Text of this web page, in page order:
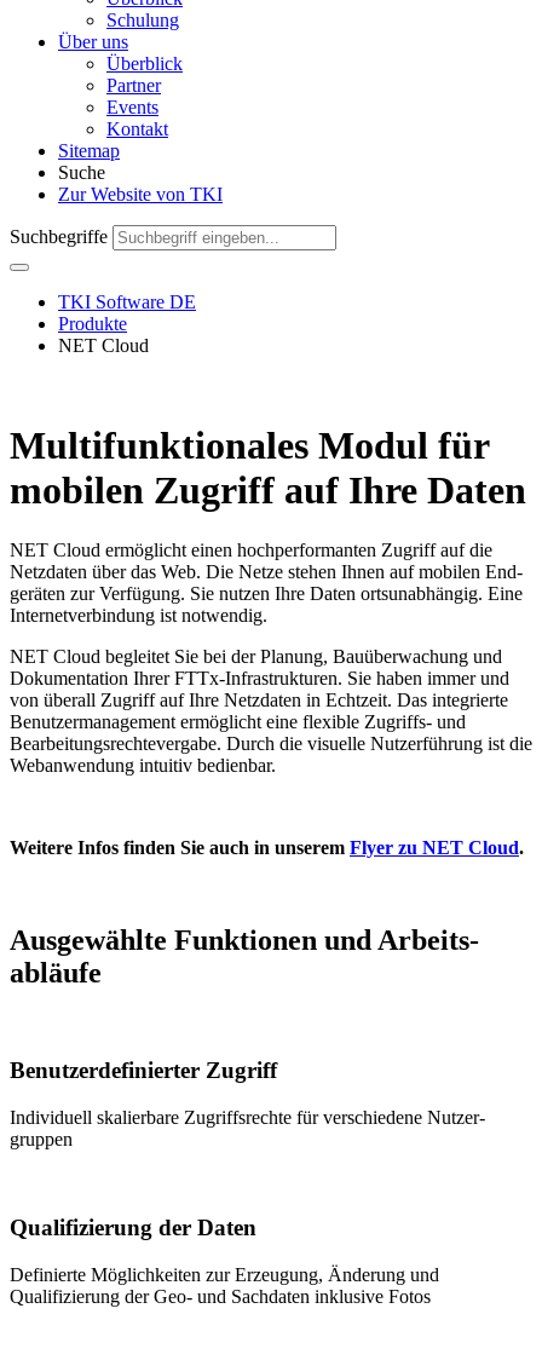
Schulung
Über uns
Überblick
Partner
Events
Kontakt
Sitemap
Suche
Zur Website von TKI
Suchbegriffe
TKI Software DE
Produkte
NET Cloud
Multi­funktionales Modul für
mobilen Zugriff auf Ihre Daten
NET Cloud ermöglicht einen hoch­performanten Zugriff auf die
Netz­daten über das Web. Die Netze stehen Ihnen auf mobilen End­
geräten zur Verfügung. Sie nutzen Ihre Daten ortsun­abhängig. Eine
Internetverbindung ist notwendig.
NET Cloud begleitet Sie bei der Planung, Bau­über­wachung und
Dokumentation Ihrer FTTx-Infrastrukturen. Sie haben immer und
von überall Zugriff auf Ihre Netz­daten in Echt­zeit. Das integrierte
Benutzer­management ermöglicht eine flexible Zugriffs- und
Bearbeitungs­rechte­vergabe. Durch die visuelle Nutzer­führung ist die
Web­anwendung intuitiv bedienbar.
Weitere Infos finden Sie auch in unserem Flyer zu NET Cloud.
Ausgewählte Funktionen und Arbeits­
abläufe
Benutzer­definierter Zugriff
Individuell skalier­bare Zugriffs­rechte für verschiedene Nutzer­
gruppen
Quali­fizierung der Daten
Definierte Möglichkeiten zur Erzeugung, Änderung und
Qualifizierung der Geo- und Sach­daten inklusive Fotos